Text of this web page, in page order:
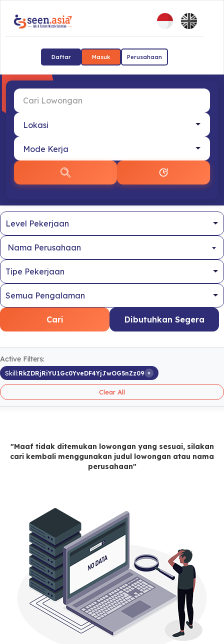
Daftar Masuk Perusahaan
Nama Perusahaan
Cari Dibutuhkan Segera
Active Filters:
Skill:RkZDRjRiYU1Gc0YveDF4YjJwOG5nZz09 ×
Clear All
"Maaf tidak ditemukan lowongan yang sesuai, silakan
cari kembali menggunakan judul lowongan atau nama
perusahaan"